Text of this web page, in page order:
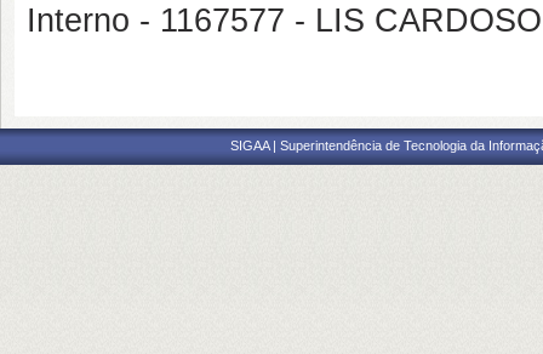
Interno - 1167577 - LIS
SIGAA | Superintendência de Tecnologia da